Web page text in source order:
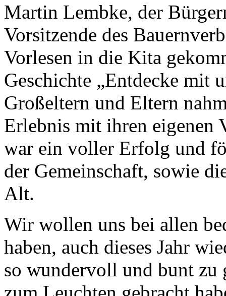
Martin Lembke, der
Vorsitzende des
Vorlesen in die Kita
Geschichte „Entdecke mit
Großeltern und Eltern
Erlebnis mit ihren eigenen
war ein voller Erfolg und
der Gemeinschaft, sowie
Alt.
Wir wollen uns bei allen
haben, auch dieses Jahr
so wundervoll und bunt zu